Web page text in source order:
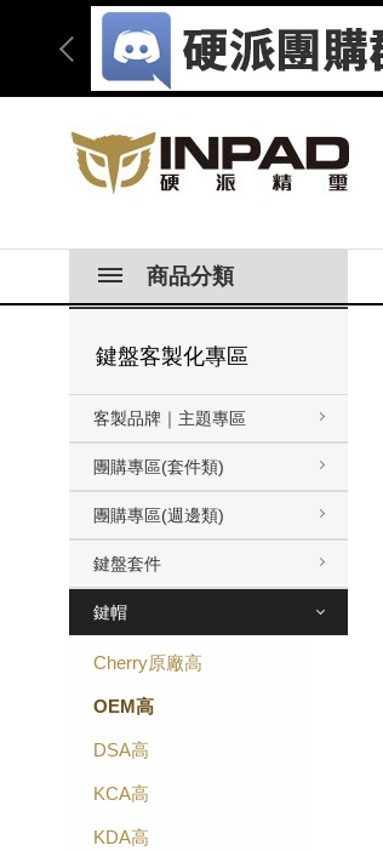
商品分類
鍵盤客製化專區
客製品牌｜主題專區
團購專區(套件類)
團購專區(週邊類)
鍵盤套件
鍵帽
Cherry原廠高
OEM高
DSA高
KCA高
KDA高